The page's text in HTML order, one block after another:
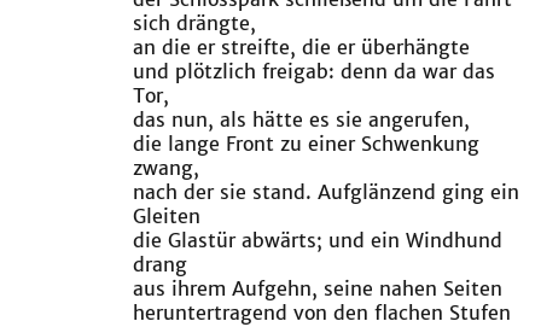
sich drängte,
an die er streifte, die er überhängte
und plötzlich freigab: denn da war das
Tor,
das nun, als hätte es sie angerufen,
die lange Front zu einer Schwenkung
zwang,
nach der sie stand. Aufglänzend ging ein
Gleiten
die Glastür abwärts; und ein Windhund
drang
aus ihrem Aufgehn, seine nahen Seiten
heruntertragend von den flachen Stufen